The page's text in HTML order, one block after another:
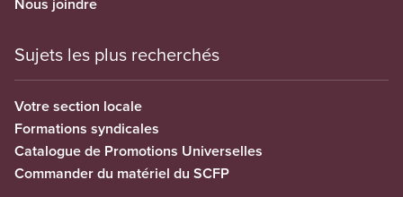
Nous joindre
Sujets les plus recherchés
Votre section locale
Formations syndicales
Catalogue de Promotions Universelles
Commander du matériel du SCFP